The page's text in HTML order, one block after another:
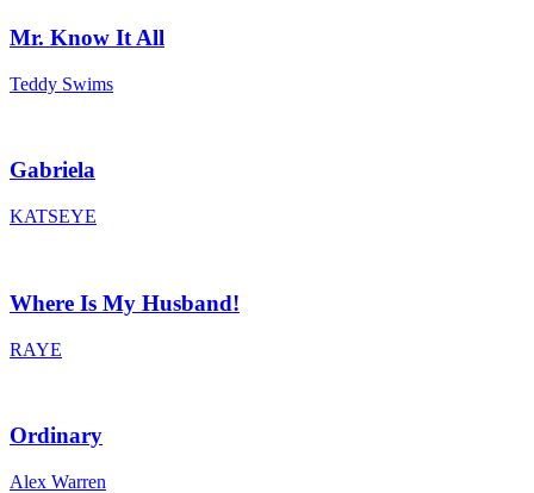
Mr. Know It All
Teddy Swims
Gabriela
KATSEYE
Where Is My Husband!
RAYE
Ordinary
Alex Warren